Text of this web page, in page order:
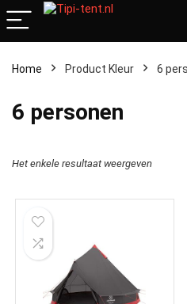
Home Product Kleur ‎6
‎6 personen
Het enkele resultaat weergeven